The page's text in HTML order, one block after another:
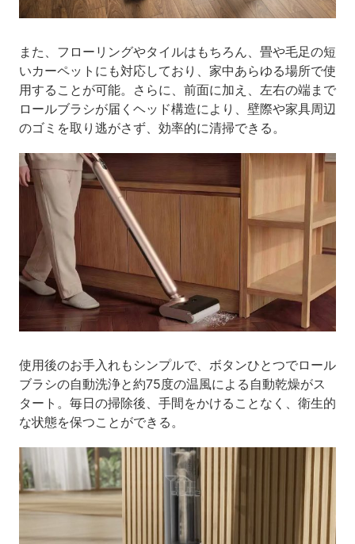
また、フローリングやタイルはもちろん、畳や毛足の短
いカーペットにも対応しており、家中あらゆる場所で使
用することが可能。さらに、前面に加え、左右の端まで
ロールブラシが届くヘッド構造により、壁際や家具周辺
のゴミを取り逃がさず、効率的に清掃できる。
使用後のお手入れもシンプルで、ボタンひとつでロール
ブラシの自動洗浄と約75度の温風による自動乾燥がス
タート。毎日の掃除後、手間をかけることなく、衛生的
な状態を保つことができる。